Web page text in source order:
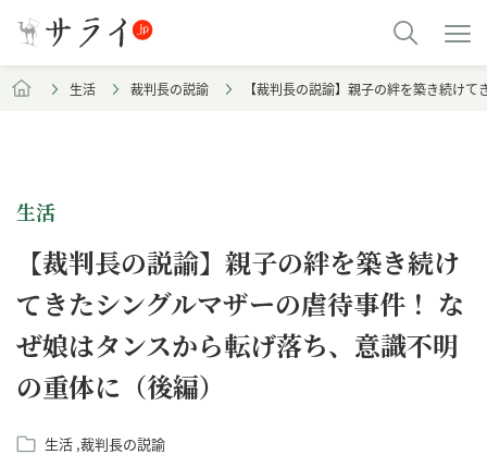
生活 裁判長の説諭 【裁判長の説諭】親子の絆を築き続け
生活
【裁判長の説諭】親子の絆を築き続け
てきたシングルマザーの虐待事件！ な
ぜ娘はタンスから転げ落ち、意識不明
の重体に（後編）
生活 裁判長の説諭